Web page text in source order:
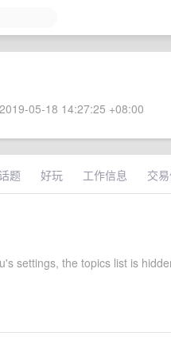
05-18 14:27:25 +08:00
题 好玩 工作信息 交
settings, the topics list is